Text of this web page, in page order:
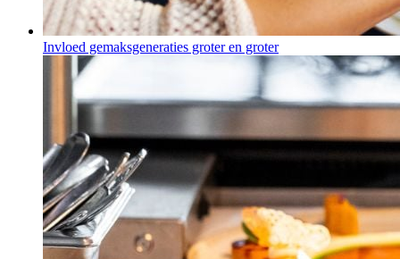
Invloed gemaksgeneraties groter en groter